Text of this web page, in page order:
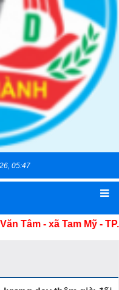
05:47
- xã Tam Mỹ - TP. Đà